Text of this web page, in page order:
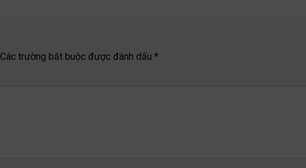
Các trường bắt buộc được đánh dấu *